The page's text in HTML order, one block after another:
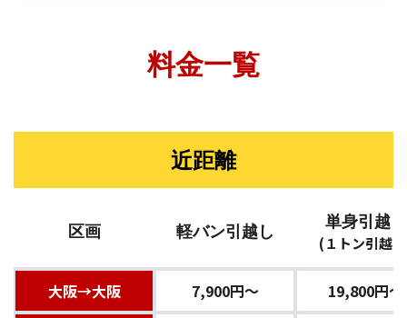
料金一覧
近距離
区画 軽バン引越し 単身引越し
(１トン引越
大阪→大阪 7,900円〜
19,800円〜